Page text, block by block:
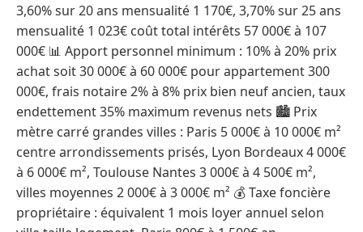
3,60% sur 20 ans mensualité 1 170€, 3,70% sur 25 ans
mensualité 1 023€ coût total intérêts 57 000€ à 107
000€ 📊 Apport personnel minimum : 10% à 20% prix
achat soit 30 000€ à 60 000€ pour appartement 300
000€, frais notaire 2% à 8% prix bien neuf ancien, taux
endettement 35% maximum revenus nets 🏙️ Prix
mètre carré grandes villes : Paris 5 000€ à 10 000€ m²
centre arrondissements prisés, Lyon Bordeaux 4 000€
à 6 000€ m², Toulouse Nantes 3 000€ à 4 500€ m²,
villes moyennes 2 000€ à 3 000€ m² 💰 Taxe foncière
propriétaire : équivalent 1 mois loyer annuel selon